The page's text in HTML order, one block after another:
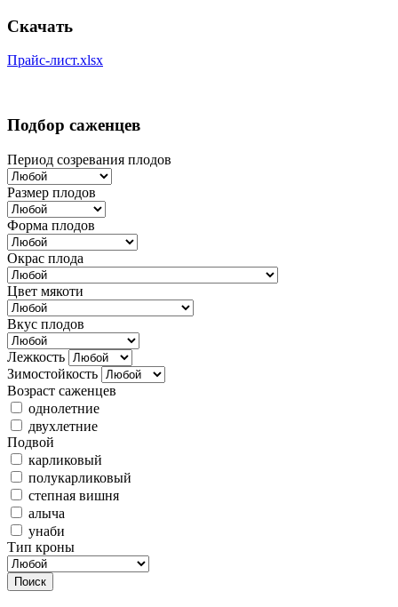
Скачать
Прайс-лист.xlsx
Подбор саженцев
Период созревания плодов
Размер плодов
Форма плодов
Окрас плода
Цвет мякоти
Вкус плодов
Лежкость
Зимостойкость
Возраст саженцев
однолетние
двухлетние
Подвой
карликовый
полукарликовый
степная вишня
алыча
унаби
Тип кроны